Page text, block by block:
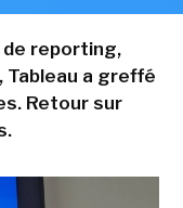
reporting,
a greffé
Retour sur